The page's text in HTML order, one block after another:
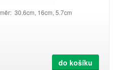
30.6cm, 16cm, 5.7cm
do košíku